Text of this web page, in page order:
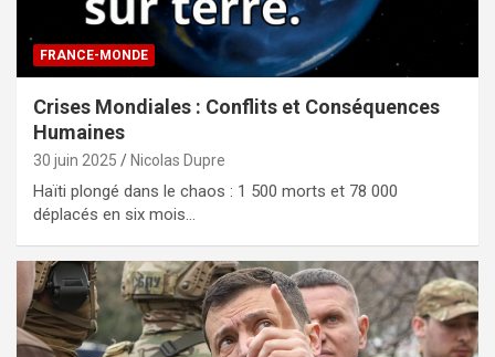
FRANCE-MONDE
Crises Mondiales : Conflits et Conséquences
Humaines
30 juin 2025 Nicolas Dupre
Haïti plongé dans le chaos : 1 500 morts et 78 000
déplacés en six mois…